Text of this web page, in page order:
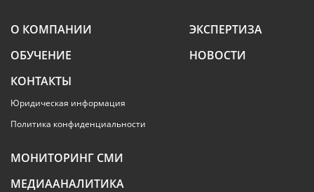
О КОМПАНИИ
ЭКСПЕРТИЗА
ОБУЧЕНИЕ
НОВОСТИ
КОНТАКТЫ
Юридическая информация
Политика конфиденциальности
МОНИТОРИНГ СМИ
МЕДИААНАЛИТИКА